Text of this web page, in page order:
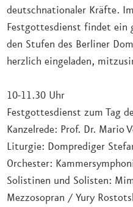
deutschnationaler Kräfte.
Festgottesdienst findet ein
den Stufen des Berliner
herzlich eingeladen,
10-11.30 Uhr
Festgottesdienst zum Tag
Kanzelrede: Prof. Dr. Mario
Liturgie: Domprediger
Orchester:
Solistinen und Solisten:
Mezzosopran / Yury